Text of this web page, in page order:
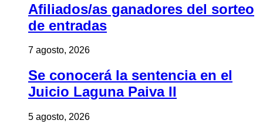
Afiliados/as ganadores del sorteo
de entradas
7 agosto, 2026
Se conocerá la sentencia en el
Juicio Laguna Paiva II
5 agosto, 2026